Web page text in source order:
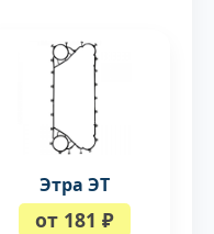
Этра ЭТ
от 181 ₽